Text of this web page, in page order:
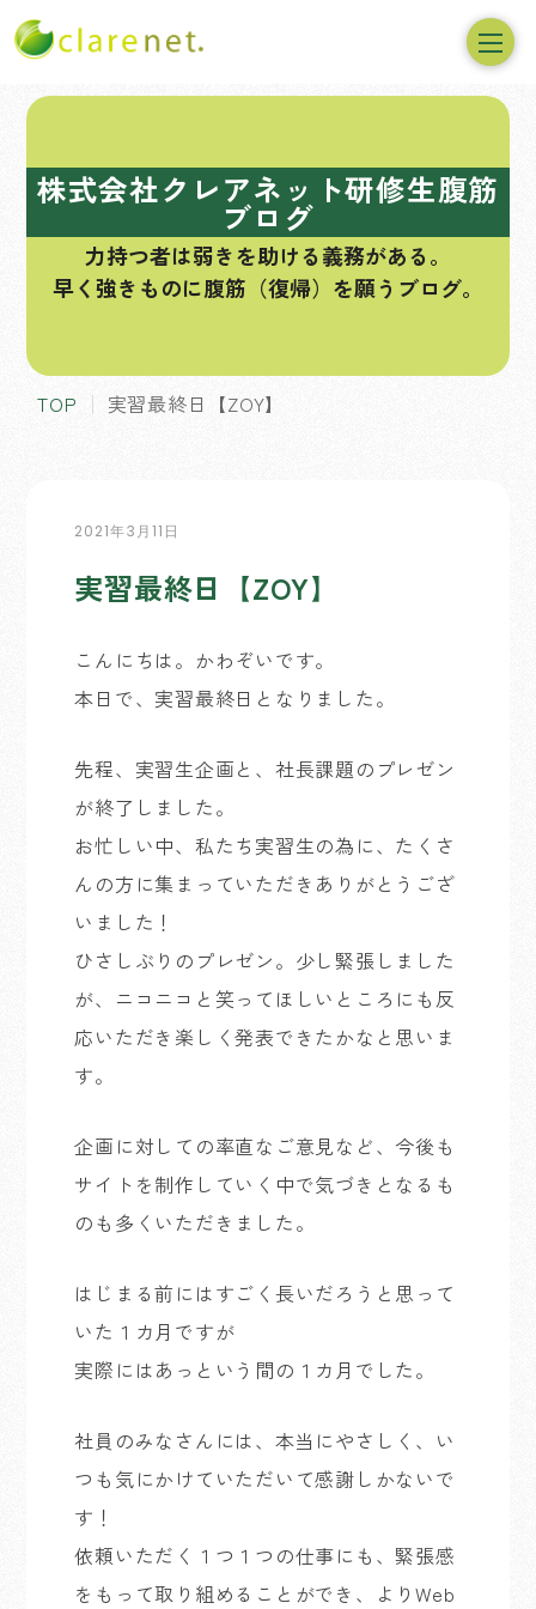
株式会社クレアネット研修生腹筋
ブログ
力持つ者は弱きを助ける義務がある。
早く強きものに腹筋（復帰）を願うブログ。
TOP 実習最終日【ZOY】
2021年3月11日
実習最終日【ZOY】
こんにちは。かわぞいです。
本日で、実習最終日となりました。
先程、実習生企画と、社長課題のプレゼン
が終了しました。
お忙しい中、私たち実習生の為に、たくさ
んの方に集まっていただきありがとうござ
いました！
ひさしぶりのプレゼン。少し緊張しました
が、ニコニコと笑ってほしいところにも反
応いただき楽しく発表できたかなと思いま
す。
企画に対しての率直なご意見など、今後も
サイトを制作していく中で気づきとなるも
のも多くいただきました。
はじまる前にはすごく長いだろうと思って
いた１カ月ですが
実際にはあっという間の１カ月でした。
社員のみなさんには、本当にやさしく、い
つも気にかけていただいて感謝しかないで
す！
依頼いただく１つ１つの仕事にも、緊張感
をもって取り組めることができ、よりWeb